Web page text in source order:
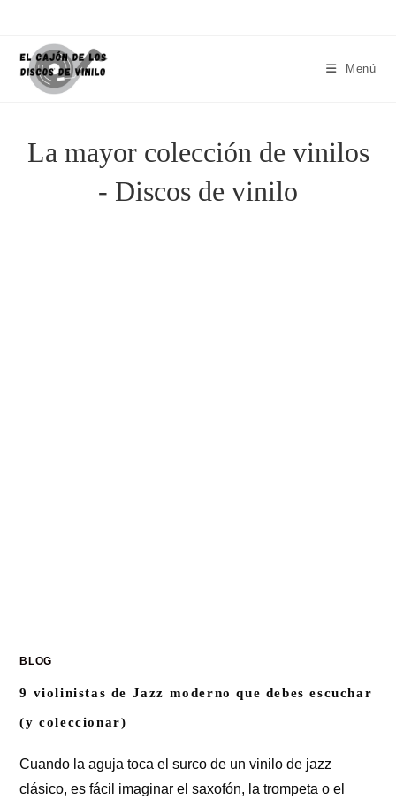
Menú
La mayor colección de vinilos
- Discos de vinilo
BLOG
9 violinistas de Jazz moderno que debes escuchar
(y coleccionar)
Cuando la aguja toca el surco de un vinilo de jazz
clásico, es fácil imaginar el saxofón, la trompeta o el